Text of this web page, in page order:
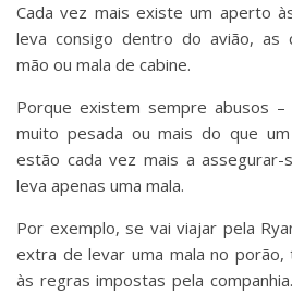
Cada vez mais existe um aperto às regras das malas que
leva consigo dentro do avião, as
mão ou mala de cabine.
Porque existem sempre abusos
muito pesada ou mais do que
estão cada vez mais a assegurar-
leva apenas uma mala.
Por exemplo, se vai viajar pela
extra de levar uma mala no
às regras impostas pela